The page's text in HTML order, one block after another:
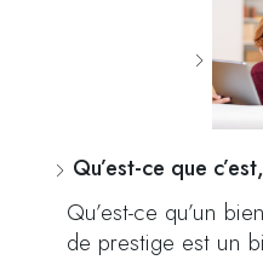
Qu’est-ce que
Qu’est-ce qu’un
de prestige est un